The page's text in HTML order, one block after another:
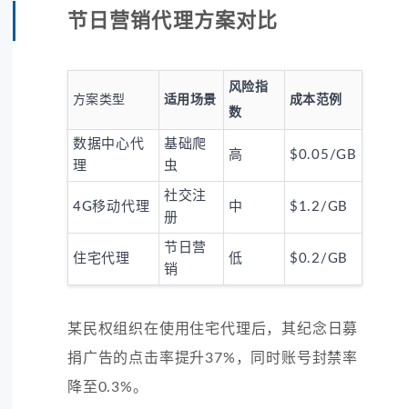
节日营销代理方案对比
方案类型 适用场景
风险指
数
成本范例
数据中心代
理
基础爬
虫
高 $0.05/GB
4G移动代理
社交注
册
中 $1.2/GB
住宅代理
节日营
销
低 $0.2/GB
某民权组织在使用住宅代理后，其纪念日募
捐广告的点击率提升37%，同时账号封禁率
降至0.3%。